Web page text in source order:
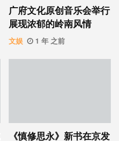
广府文化原创音乐会举行
展现浓郁的岭南风情
文娱 1 年 之前
《慎修思永》新书在京发